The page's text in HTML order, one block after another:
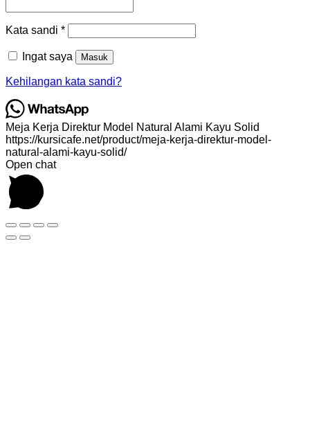
Kata sandi *Wajib
Ingat saya Masuk
Kehilangan kata sandi?
Meja Kerja Direktur Model Natural Alami Kayu Solid
https://kursicafe.net/product/meja-kerja-direktur-model-
natural-alami-kayu-solid/
Open chat